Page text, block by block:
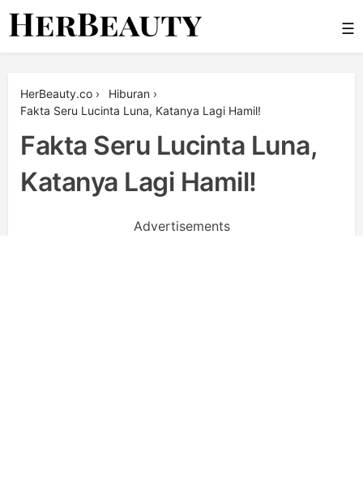
Skip
☰
HerBeauty.co › Hiburan ›
Fakta Seru Lucinta Luna, Katanya Lagi Hamil!
Fakta Seru Lucinta Luna,
Katanya Lagi Hamil!
Advertisements